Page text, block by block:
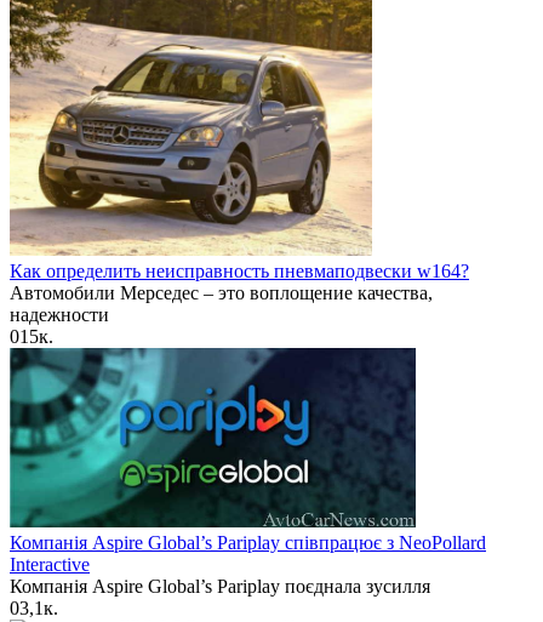
Как определить неисправность пневмаподвески w164?
Автомобили Мерседес – это воплощение качества,
надежности
015к.
Компанія Aspire Global’s Pariplay співпрацює з NeoPollard
Interactive
Компанія Aspire Global’s Pariplay поєднала зусилля
03,1к.